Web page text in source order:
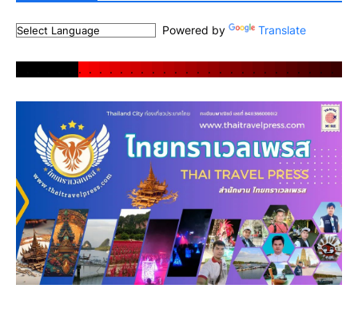
Powered by Translate
. . . . . . . . . . . . . . . . . . . . . . . .